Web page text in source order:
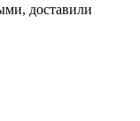
доставили